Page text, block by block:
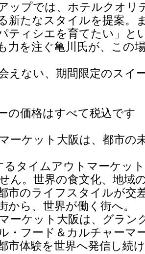
ップでは、ホテルクオリ
新たなスタイルを提案。
ティシエを育てたい」と
力を注ぐ亀川氏が、この
えない、期間限定のスイ
の価格はすべて税込です
ーケット大阪は、都市の
るタイムアウトマーケッ
ん。世界の食文化、地域
市のライフスタイルが交
から、世界が働く街へ。
ーケット大阪は、グラン
・フード＆カルチャーマ
市体験を世界へ発信し続